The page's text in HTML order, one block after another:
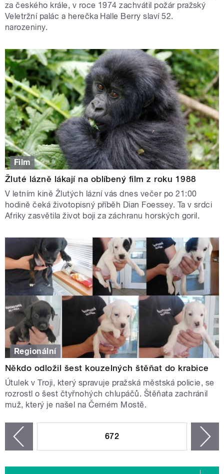
za českého krále, v roce 1974 zachvátil požár pražský
Veletržní palác a herečka Halle Berry slaví 52.
narozeniny.
Film
Žluté lázně lákají na oblíbený film z roku 1988
V letním kině Žlutých lázní vás dnes večer po 21:00
hodině čeká životopisný příběh Dian Foessey. Ta v srdci
Afriky zasvětila život boji za záchranu horských goril.
Regionální
Někdo odložil šest kouzelných štěňat do krabice
Útulek v Troji, který spravuje pražská městská policie, se
rozrostl o šest čtyřnohých chlupáčů. Štěňata zachránil
muž, který je našel na Černém Mostě.
672